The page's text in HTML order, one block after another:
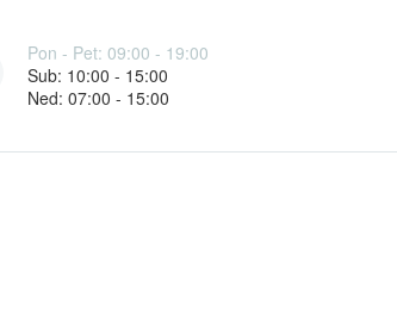
Pon - Pet: 09:00 - 19:00
Sub: 10:00 - 15:00
Ned: 07:00 - 15:00